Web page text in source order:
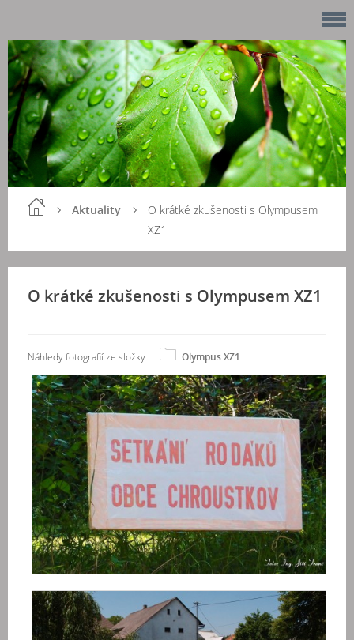
Aktuality
O krátké zkušenosti s Olympusem
XZ1
O krátké zkušenosti s Olympusem XZ1
Náhledy fotografií ze složky Olympus XZ1